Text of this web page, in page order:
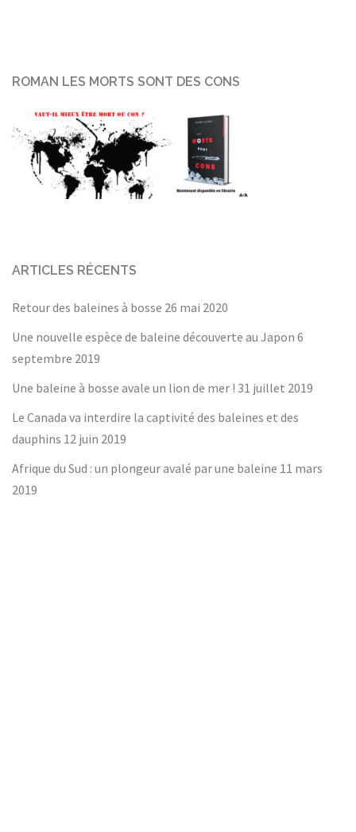
ROMAN LES MORTS SONT DES CONS
ARTICLES RÉCENTS
Retour des baleines à bosse 26 mai 2020
Une nouvelle espèce de baleine découverte au Japon 6
septembre 2019
Une baleine à bosse avale un lion de mer ! 31 juillet 2019
Le Canada va interdire la captivité des baleines et des
dauphins 12 juin 2019
Afrique du Sud : un plongeur avalé par une baleine 11 mars
2019